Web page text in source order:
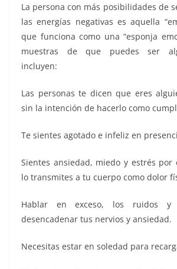
La persona con más posibilidades de
las energías negativas es aquella
que funciona como una “esponja
muestras de que puedes ser
incluyen:
Las personas te dicen que eres
sin la intención de hacerlo como
Te sientes agotado e infeliz en
Sientes ansiedad, miedo y estrés por
lo transmites a tu cuerpo como dolor
Hablar en exceso, los ruidos y
desencadenar tus nervios y ansiedad.
Necesitas estar en soledad para